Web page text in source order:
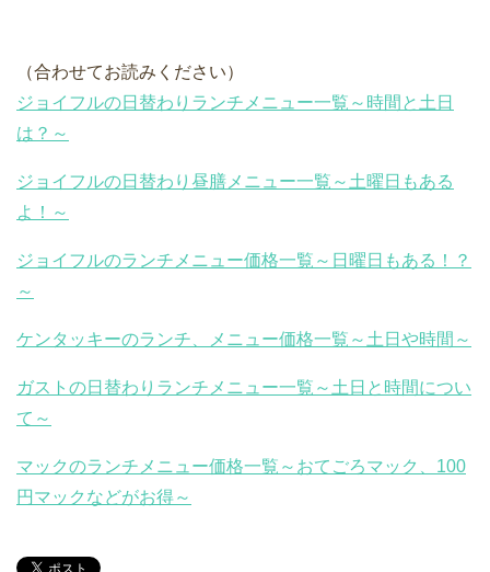
（合わせてお読みください）
ジョイフルの日替わりランチメニュー一覧～時間と土日
は？～
ジョイフルの日替わり昼膳メニュー一覧～土曜日もある
よ！～
ジョイフルのランチメニュー価格一覧～日曜日もある！？
～
ケンタッキーのランチ、メニュー価格一覧～土日や時間～
ガストの日替わりランチメニュー一覧～土日と時間につい
て～
マックのランチメニュー価格一覧～おてごろマック、100
円マックなどがお得～